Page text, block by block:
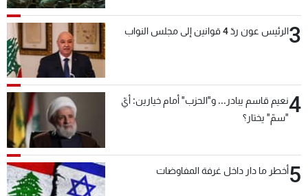
3الرئيس عون ردّ 4 قوانين إلى مجلس النواب
4نعيم قاسم يبادر... و"الحزب" أمام خيارين: أيّ
"سمّ" يختار؟
5أخطر ما دار داخل غرفة المفاوضات